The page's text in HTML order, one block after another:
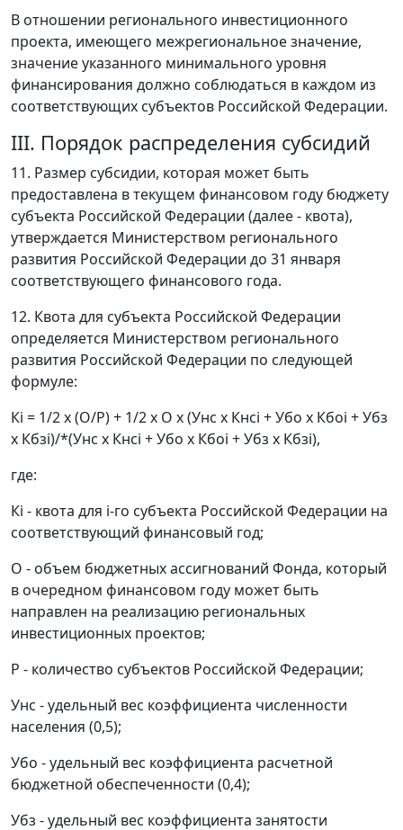
В отношении регионального инвестиционного
проекта, имеющего межрегиональное значение,
значение указанного минимального уровня
финансирования должно соблюдаться в каждом из
соответствующих субъектов Российской Федерации.
III. Порядок распределения субсидий
11. Размер субсидии, которая может быть
предоставлена в текущем финансовом году бюджету
субъекта Российской Федерации (далее - квота),
утверждается Министерством регионального
развития Российской Федерации до 31 января
соответствующего финансового года.
12. Квота для субъекта Российской Федерации
определяется Министерством регионального
развития Российской Федерации по следующей
формуле:
Кi = 1/2 х (О/Р) + 1/2 х О х (Унс х Кнсi + Убо х Кбоi + Убз
х Кбзi)/*(Унс х Кнсi + Убо х Кбоi + Убз х Кбзi),
где:
Кi - квота для i-го субъекта Российской Федерации на
соответствующий финансовый год;
О - объем бюджетных ассигнований Фонда, который
в очередном финансовом году может быть
направлен на реализацию региональных
инвестиционных проектов;
Р - количество субъектов Российской Федерации;
Унс - удельный вес коэффициента численности
населения (0,5);
Убо - удельный вес коэффициента расчетной
бюджетной обеспеченности (0,4);
Убз - удельный вес коэффициента занятости